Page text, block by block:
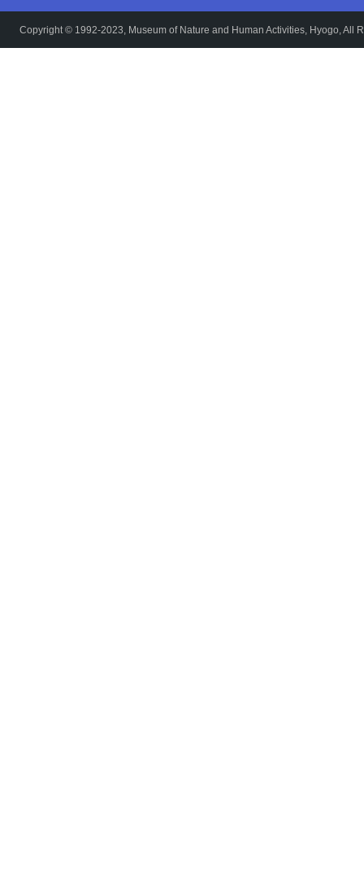
Copyright © 1992-2023, Museum of Nature and Human Activities, Hyogo, All